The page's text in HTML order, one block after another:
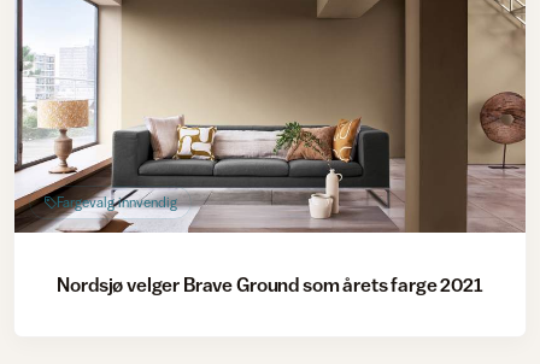
Fargevalg innvendig
Nordsjø velger Brave Ground som årets farge 2021